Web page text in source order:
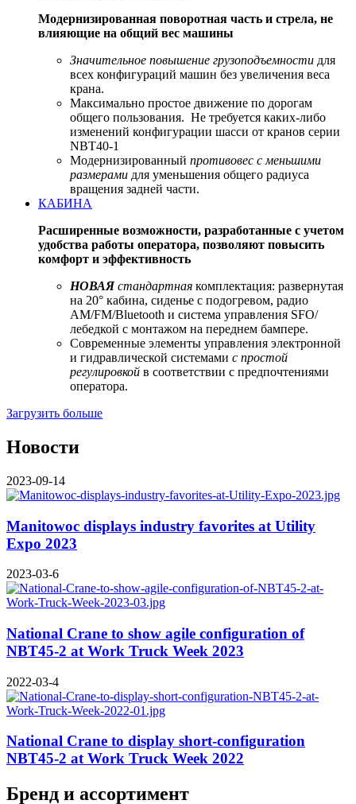
Модернизированная поворотная часть и стрела, не
влияющие на общий вес машины
Значительное повышение грузоподъемности для
всех конфигураций машин без увеличения веса
крана.
Максимально простое движение по дорогам
общего пользования. Не требуется каких-либо
изменений конфигурации шасси от кранов серии
NBT40-1
Модернизированный противовес с меньшими
размерами для уменьшения общего радиуса
вращения задней части.
КАБИНА
Расширенные возможности, разработанные с учетом
удобства работы оператора, позволяют повысить
комфорт и эффективность
НОВАЯстандартная комплектация: развернутая
на 20° кабина, сиденье с подогревом, радио
AM/FM/Bluetooth и система управления SFO/
лебедкой с монтажом на переднем бампере.
Современные элементы управления электронной
и гидравлической системами с простой
регулировкой в соответствии с предпочтениями
оператора.
Загрузить больше
Новости
2023-09-14
Manitowoc displays industry favorites at Utility
Expo 2023
2023-03-6
National Crane to show agile configuration of
NBT45-2 at Work Truck Week 2023
2022-03-4
National Crane to display short-configuration
NBT45-2 at Work Truck Week 2022
Бренд и ассортимент